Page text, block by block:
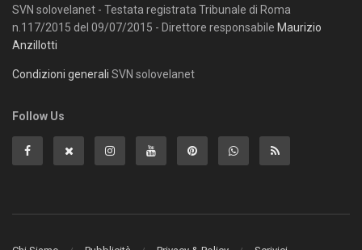
SVN solovelanet - Testata registrata Tribunale di Roma
n.117/2015 del 09/07/2015 - Direttore responsabile Maurizio
Anzillotti
Condizioni generali SVN solovelanet
Follow Us